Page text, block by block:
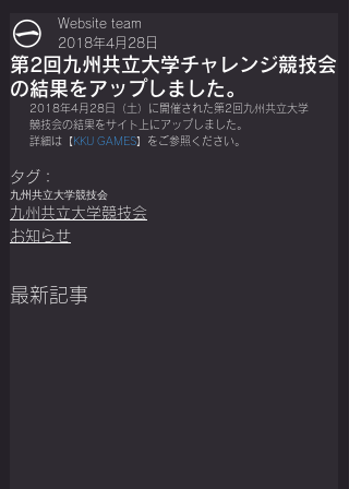
第2回九州共立大学チャレンジ競技会
の結果をアップしました。
Website team
2018年4月28日
2018年4月28日（土）に開催された第2回九州共立大学
競技会の結果をサイト上にアップしました。
詳細は【KKU GAMES】をご参照ください。
タグ：
九州共立大学競技会
九州共立大学競技会
お知らせ
最新記事